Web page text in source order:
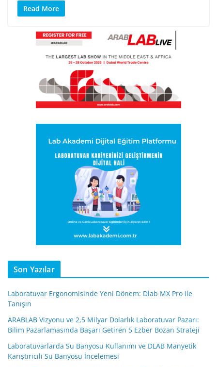
Read More
Son Yazılar
Laboratuvar Ergonomisinde Yeni Dönem: Dlab MX Pro ile
Tanışın
ARABLAB Vizyonu ve 2,5 Milyar Dolarlık Laboratuvar Pazarı:
Bilim Pazarlamasında Başarı Getiren 5 Ezber Bozan Strateji
Laboratuvarlarda Su Banyosu Kullanımı ve DLAB Manyetik
Karıştırıcılı Su Banyosu İncelemesi